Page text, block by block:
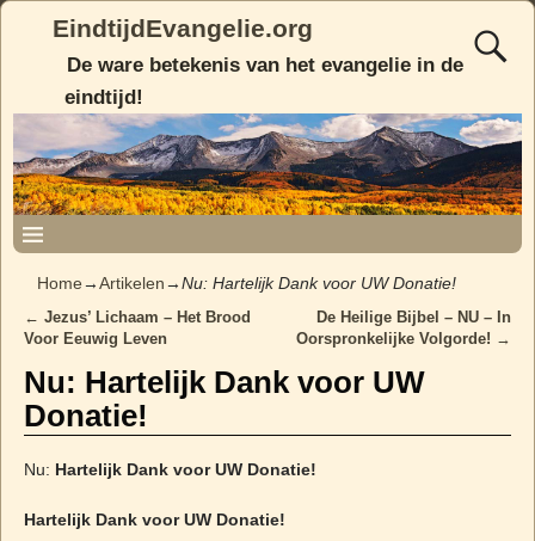
EindtijdEvangelie.org
De ware betekenis van het evangelie in de
eindtijd!
Home→Artikelen→Nu: Hartelijk Dank voor UW Donatie!
Post navigation
← Jezus’ Lichaam – Het Brood
Voor Eeuwig Leven
De Heilige Bijbel – NU – In
Oorspronkelijke Volgorde! →
Nu: Hartelijk Dank voor UW
Donatie!
Nu: Hartelijk Dank voor UW Donatie!
Hartelijk Dank voor UW Donatie!